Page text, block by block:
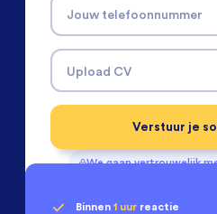
Jouw telefoonnummer
Upload CV
We gaan vertrouwelijk
Verstuur je
Binnen 1 uur reactie